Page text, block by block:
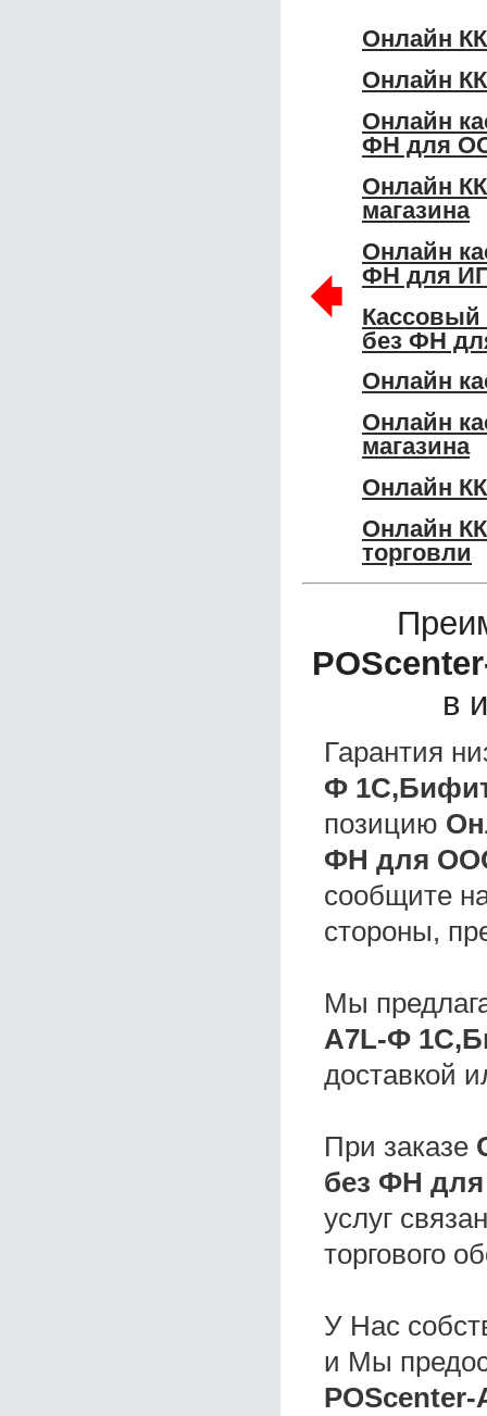
Онлайн
Онлайн
Онлайн
ФН для
Онлайн
магазина
Онлайн
ФН для
без ФН
Онлайн
Онлайн
магазина
Онлайн
Онлайн
торговли
🠸
в
Гарантия
Ф
позицию
ФН для
сообщите
стороны,
Мы
A7L-Ф
доставкой
При заказе
без ФН
услуг
торгового
У Нас
и Мы